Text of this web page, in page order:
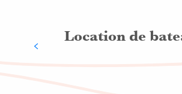
Location de